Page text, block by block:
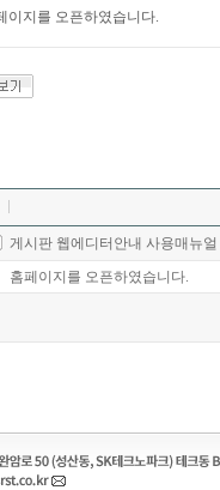
이지를 오픈하였습니다.
게시판 웹에디터안내 사용매뉴얼
홈페이지를 오픈하였습니다.